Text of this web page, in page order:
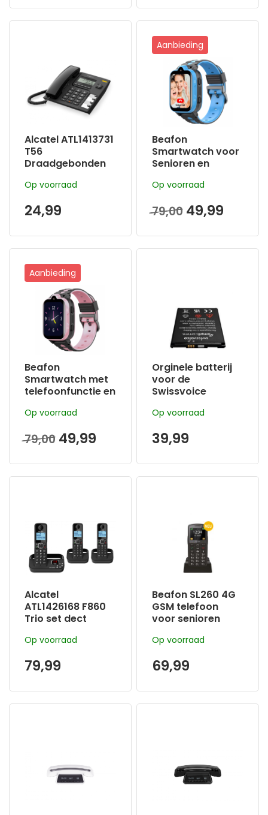
Alcatel ATL1413731
T56
Draadgebonden
display en
nummer beller
Op voorraad
24,99
Aanbieding
Beafon
Smartwatch voor
Senioren en
Blauw
Op voorraad
79,00 49,99
Aanbieding
Beafon
Smartwatch met
telefoonfunctie en
Zwart-Roze
Op voorraad
79,00 49,99
Orginele batterij
voor de
Swissvoice
Op voorraad
39,99
Alcatel
ATL1426168 F860
Trio set dect
nummerweergave
at en ongewenste
3 handsets
Op voorraad
79,99
Beafon SL260 4G
GSM telefoon
voor senioren
Op voorraad
69,99